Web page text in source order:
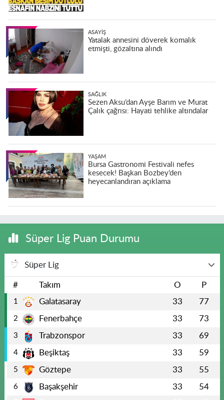
ASAYIŞ
Yatalak annesini döverek komalık
etmişti, gözaltına alındı
SAĞLIK
Sezen Aksu’dan Ayşe Barım ve Murat
Çalık çağrısı: Hayati tehlike altındalar
YAŞAM
Bursa Gastronomi Festivali nefes
kesecek! Başkan Bozbey’den
heyecanlandıran açıklama
Süper Lig Puan Durumu
Süper Lig
# Takım O P
1 Galatasaray 33 77
2 Fenerbahçe 33 73
3 Trabzonspor 33 69
4 Beşiktaş 33 59
5 Göztepe 33 55
6 Başakşehir 33 54